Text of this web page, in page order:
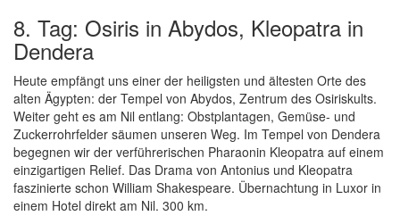
8. Tag: Osiris in Abydos, Kleopatra in
Dendera
Heute empfängt uns einer der heiligsten und ältesten Orte des
alten Ägypten: der Tempel von Abydos, Zentrum des Osiriskults.
Weiter geht es am Nil entlang: Obstplantagen, Gemüse- und
Zuckerrohrfelder säumen unseren Weg. Im Tempel von Dendera
begegnen wir der verführerischen Pharaonin Kleopatra auf einem
einzigartigen Relief. Das Drama von Antonius und Kleopatra
faszinierte schon William Shakespeare. Übernachtung in Luxor in
einem Hotel direkt am Nil. 300 km.